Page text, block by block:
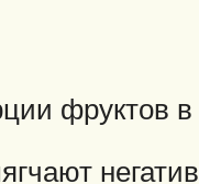
фруктов в